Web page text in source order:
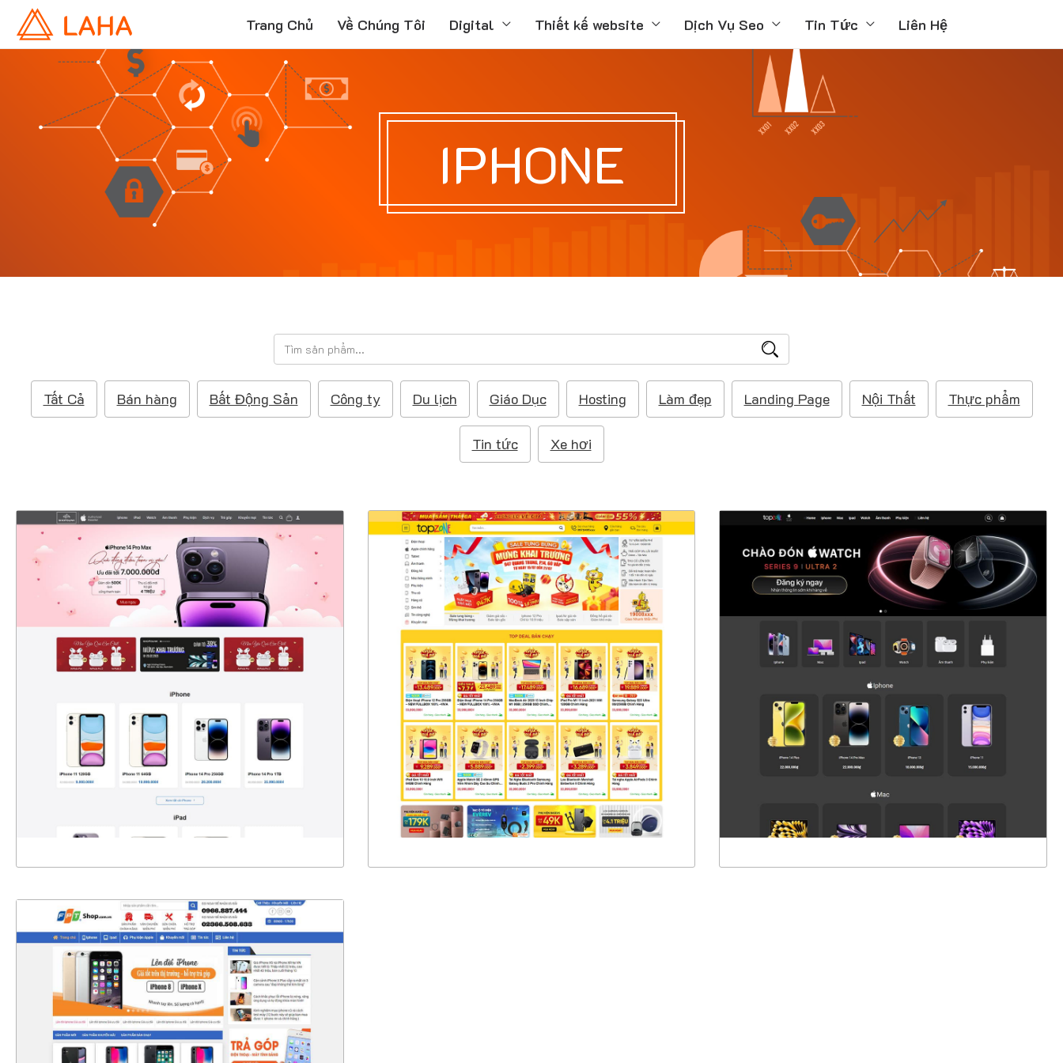
Trang Chủ Về Chúng Tôi Digital Thiết kế website Dịch Vụ Seo Tin Tức Liên Hệ
IPHONE
T
ì
m
k
i
Tất Cả Bán hàng Bất Động Sản Công ty Du lịch Giáo Dục Hosting Làm đẹp Landing Page Nội Thất Thực phẩm
Tin tức Xe hơi
47377
CHI TIẾT
XEM THỰC TẾ
47465
CHI TIẾT
XEM THỰC TẾ
47492
CHI TIẾT
47130